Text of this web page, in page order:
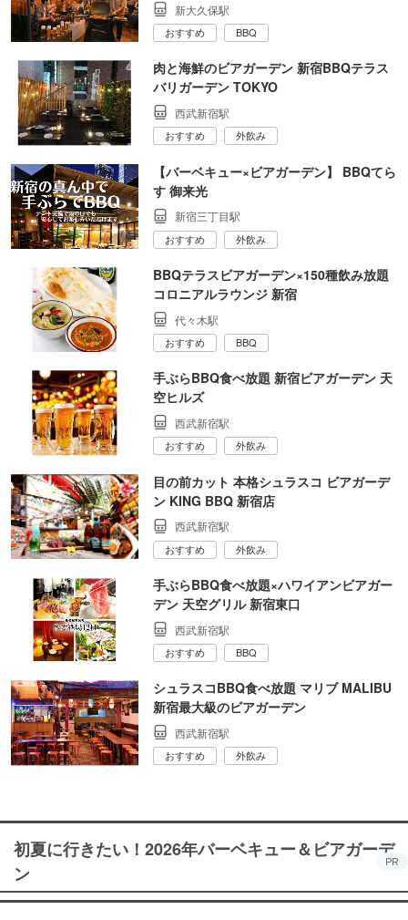
新大久保駅
おすすめ BBQ
肉と海鮮のビアガーデン 新宿BBQテラス
バリガーデン TOKYO
西武新宿駅
おすすめ 外飲み
【バーベキュー×ビアガーデン】 BBQてら
す 御来光
新宿三丁目駅
おすすめ 外飲み
BBQテラスビアガーデン×150種飲み放題
コロニアルラウンジ 新宿
代々木駅
おすすめ BBQ
手ぶらBBQ食べ放題 新宿ビアガーデン 天
空ヒルズ
西武新宿駅
おすすめ 外飲み
目の前カット 本格シュラスコ ビアガーデ
ン KING BBQ 新宿店
西武新宿駅
おすすめ 外飲み
手ぶらBBQ食べ放題×ハワイアンビアガー
デン 天空グリル 新宿東口
西武新宿駅
おすすめ BBQ
シュラスコBBQ食べ放題 マリブ MALIBU
新宿最大級のビアガーデン
西武新宿駅
おすすめ 外飲み
初夏に行きたい！2026年バーベキュー＆ビアガーデ
ン
PR